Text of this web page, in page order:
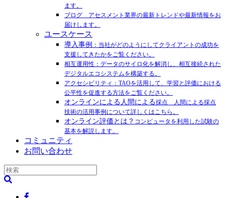
ます。
ブログ アセスメント業界の最新トレンドや最新情報をお
届けします。
ユースケース
導入事例 ：当社がどのようにしてクライアントの成功を
支援してきたかをご覧ください。
相互運用性：データのサイロ化を解消し、相互接続された
デジタルエコシステムを構築する。
アクセシビリティ：TAOを活用して、学習と評価における
公平性を促進する方法をご覧ください。
オンラインによる人間による採点 人間による採点
技術の活用事例について詳しくはこちら。
オンライン評価とは？ コンピュータを利用した試験の
基本を解説します。
コミュニティ
お問い合わせ